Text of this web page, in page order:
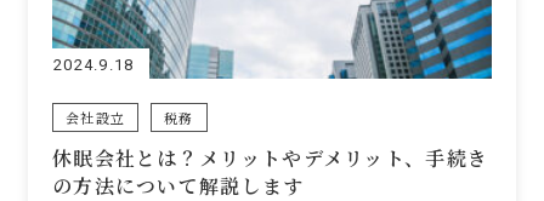
2024.9.18
会社設立 税務
休眠会社とは？メリットやデメリット、手続き
の方法について解説します